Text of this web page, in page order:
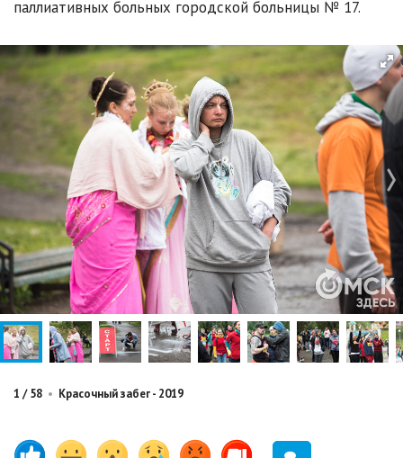
паллиативных больных городской больницы № 17.
1 /58 • Красочный забег - 2019